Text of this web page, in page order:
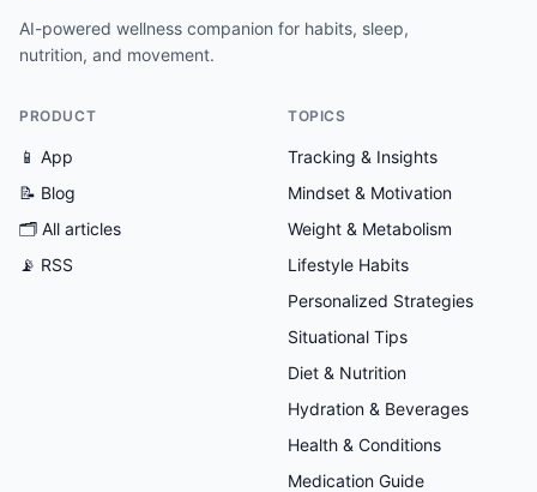
AI-powered wellness companion for habits, sleep,
nutrition, and movement.
PRODUCT
📱 App
📝 Blog
🗂 All articles
📡 RSS
TOPICS
Tracking & Insights
Mindset & Motivation
Weight & Metabolism
Lifestyle Habits
Personalized Strategies
Situational Tips
Diet & Nutrition
Hydration & Beverages
Health & Conditions
Medication Guide